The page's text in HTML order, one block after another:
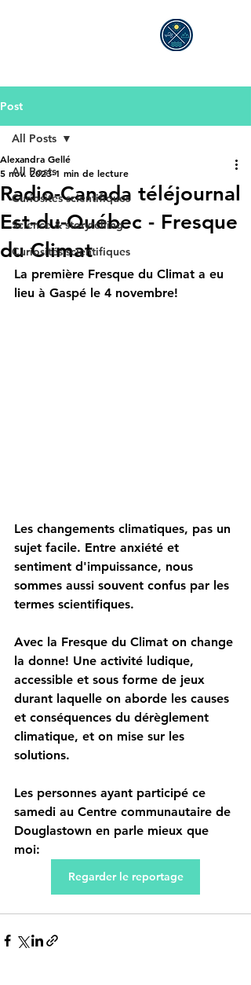
Post
All Posts
Curiosités scientifiques
Science & storytelling
Curiosités scientifiques
All Posts
Radio-Canada téléjournal
Est-du-Québec - Fresque
du Climat
Alexandra Gellé
5 nov. 2023 1 min de lecture
La première Fresque du Climat a eu
lieu à Gaspé le 4 novembre!
Les changements climatiques, pas un
sujet facile. Entre anxiété et
sentiment d'impuissance, nous
sommes aussi souvent confus par les
termes scientifiques.
Avec la Fresque du Climat on change
la donne! Une activité ludique,
accessible et sous forme de jeux
durant laquelle on aborde les causes
et conséquences du dérèglement
climatique, et on mise sur les
solutions.
Les personnes ayant participé ce
samedi au Centre communautaire de
Douglastown en parle mieux que
moi:
Regarder le reportage